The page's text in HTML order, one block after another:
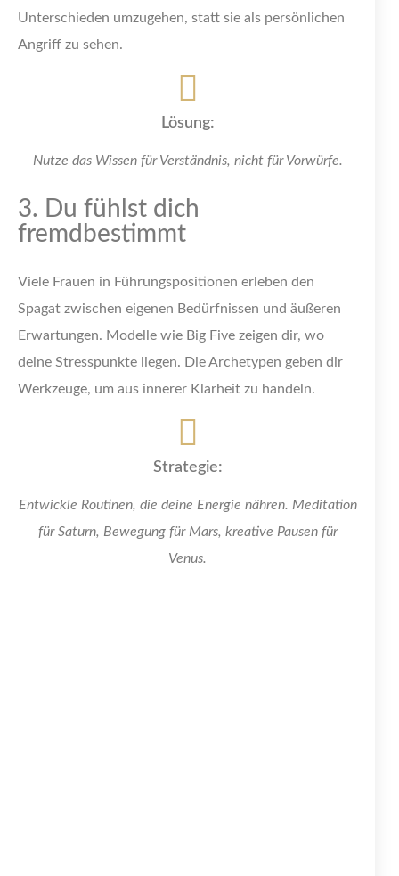
Unterschieden umzugehen, statt sie als persönlichen
Angriff zu sehen.
Lösung:
Nutze das Wissen für Verständnis, nicht für Vorwürfe.
3. Du fühlst dich
fremdbestimmt
Viele Frauen in Führungspositionen erleben den
Spagat zwischen eigenen Bedürfnissen und äußeren
Erwartungen. Modelle wie Big Five zeigen dir, wo
deine Stresspunkte liegen. Die Archetypen geben dir
Werkzeuge, um aus innerer Klarheit zu handeln.
Strategie:
Entwickle Routinen, die deine Energie nähren. Meditation
für Saturn, Bewegung für Mars, kreative Pausen für
Venus.